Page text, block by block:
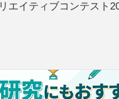
リエイティブコンテスト